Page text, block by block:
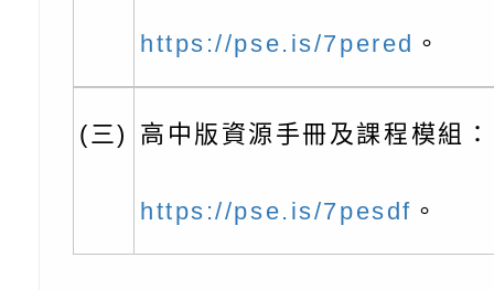
知能工作坊」
題交流工作坊」活動
業發展中心（國立羅
學）辦理「115年度
（教材）推薦實施計
檢送桃園市政府LED
字稿及LCD託播圖片
檢送桃園市政府LED
理本(115)年「春遊
檢送桃園市政府家庭
https://pse.is/7pered 。
(三) 高中版資源手冊及課程模組：
https://pse.is/7pesdf 。